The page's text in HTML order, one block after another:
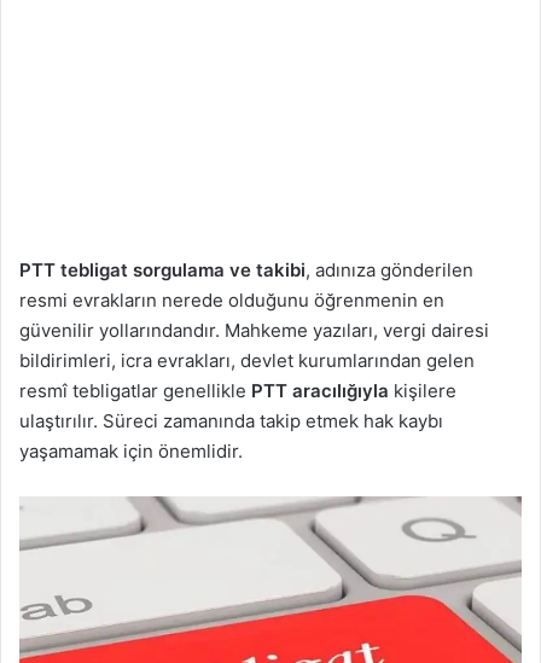
PTT tebligat sorgulama ve takibi, adınıza gönderilen
resmi evrakların nerede olduğunu öğrenmenin en
güvenilir yollarındandır. Mahkeme yazıları, vergi dairesi
bildirimleri, icra evrakları, devlet kurumlarından gelen
resmî tebligatlar genellikle PTT aracılığıyla kişilere
ulaştırılır. Süreci zamanında takip etmek hak kaybı
yaşamamak için önemlidir.